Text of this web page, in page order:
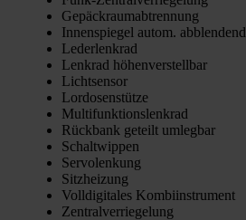
Gepäck­raum­ab­tren­nung
Innen­spie­gel autom. abblen­dend
Leder­lenk­rad
Lenk­rad höhen­ver­stell­bar
Licht­sen­sor
Lor­do­sen­stüt­ze
Mul­ti­funk­ti­ons­lenk­rad
Rück­bank geteilt umleg­bar
Schalt­wip­pen
Ser­vo­len­kung
Sitz­hei­zung
Voll­di­gi­ta­les Kom­bi­in­stru­ment
Zen­tral­ver­rie­ge­lung